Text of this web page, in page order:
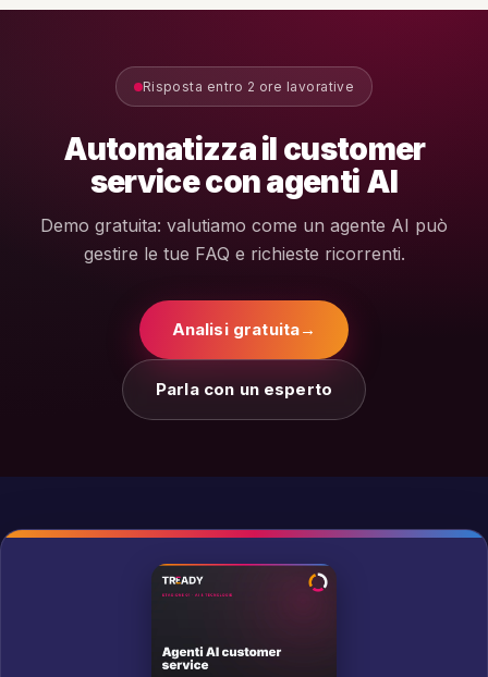
Risposta entro 2 ore lavorative
Automatizza il customer
service con agenti AI
Demo gratuita: valutiamo come un agente AI può
gestire le tue FAQ e richieste ricorrenti.
Analisi gratuita→
Parla con un esperto